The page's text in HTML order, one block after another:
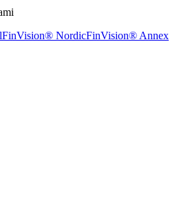
FinVision® NordicFinVision® Annex